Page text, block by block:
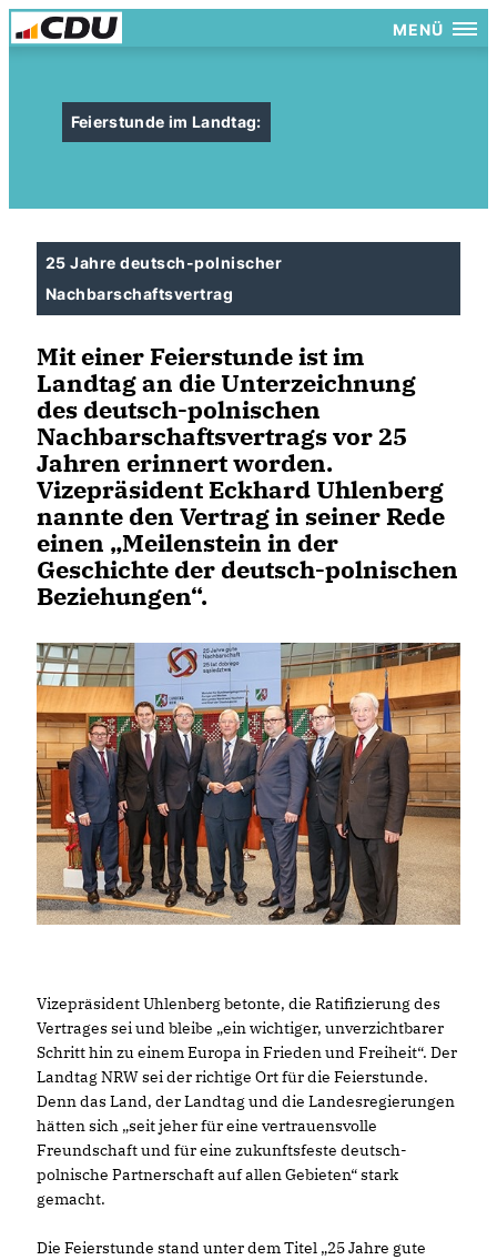
MENÜ
Feierstunde im Landtag:
25 Jahre deutsch-polnischer
Nachbarschaftsvertrag
Mit einer Feierstunde ist im
Landtag an die Unterzeichnung
des deutsch-polnischen
Nachbarschaftsvertrags vor 25
Jahren erinnert worden.
Vizepräsident Eckhard Uhlenberg
nannte den Vertrag in seiner Rede
einen „Meilenstein in der
Geschichte der deutsch-polnischen
Beziehungen“.
Vizepräsident Uhlenberg betonte, die Ratifizierung des
Vertrages sei und bleibe „ein wichtiger, unverzichtbarer
Schritt hin zu einem Europa in Frieden und Freiheit“. Der
Landtag NRW sei der richtige Ort für die Feierstunde.
Denn das Land, der Landtag und die Landesregierungen
hätten sich „seit jeher für eine vertrauensvolle
Freundschaft und für eine zukunftsfeste deutsch-
polnische Partnerschaft auf allen Gebieten“ stark
gemacht.
Die Feierstunde stand unter dem Titel „25 Jahre gute